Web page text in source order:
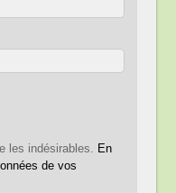
les indésirables.
En
de vos